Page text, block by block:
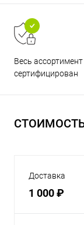
Весь ассортимент
сертифицирован
Доставка
1 000 ₽